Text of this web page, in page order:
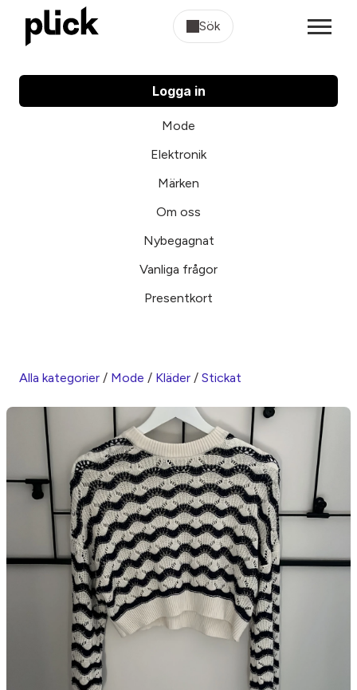
Sök
Logga in
Mode
Elektronik
Märken
Om oss
Nybegagnat
Vanliga frågor
Presentkort
Alla kategorier / Mode / Kläder / Stickat